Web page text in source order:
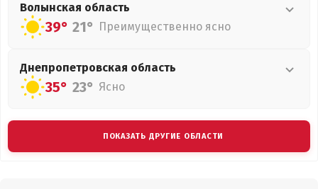
Волынская область
39° 21° Преимущественно ясно
Днепропетровская область
35° 23° Ясно
ПОКАЗАТЬ ДРУГИЕ ОБЛАСТИ